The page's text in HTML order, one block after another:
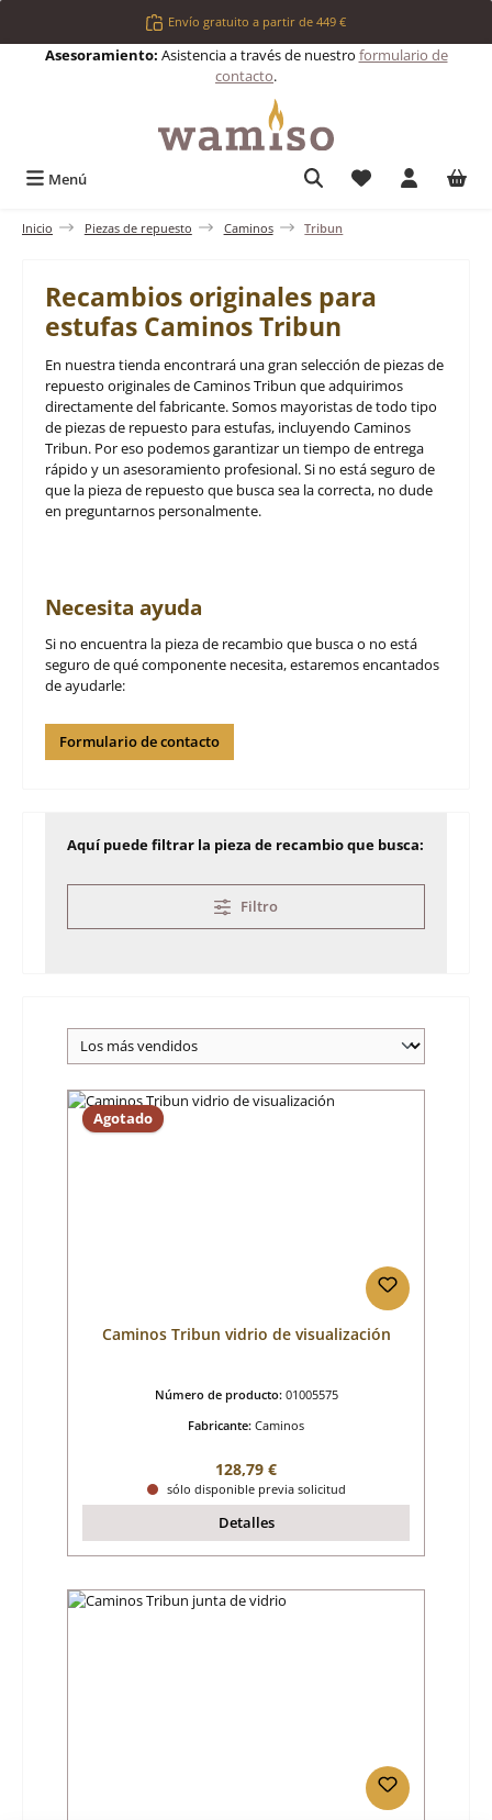
Saltar al contenido principalEnvío gratuito a partir de 449 €
Asesoramiento: Asistencia a través de nuestro formulario de
contacto.
Menú Tienes 0
Inicio Piezas de repuesto Caminos Tribun
Recambios originales para
estufas Caminos Tribun
En nuestra tienda encontrará una gran selección de piezas de
repuesto originales de Caminos Tribun que adquirimos
directamente del fabricante. Somos mayoristas de todo tipo
de piezas de repuesto para estufas, incluyendo Caminos
Tribun. Por eso podemos garantizar un tiempo de entrega
rápido y un asesoramiento profesional. Si no está seguro de
que la pieza de repuesto que busca sea la correcta, no dude
en preguntarnos personalmente.
Necesita ayuda
Si no encuentra la pieza de recambio que busca o no está
seguro de qué componente necesita, estaremos encantados
de ayudarle:
Formulario de contacto
Aquí puede filtrar la pieza de recambio que busca:
Filtro
Agotado
Caminos Tribun vidrio de visualización
Número de producto: 01005575
Fabricante: Caminos
Precio normal:
128,79 €
sólo disponible previa solicitud
Detalles